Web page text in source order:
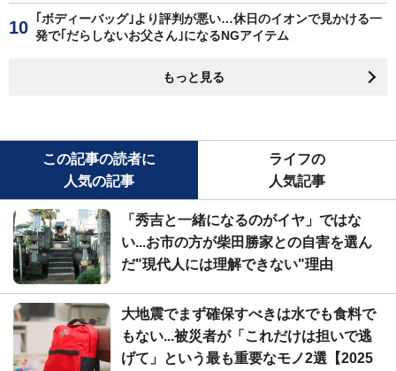
｢ボディーバッグ｣より評判が悪い…休日のイオンで見かける一
発で｢だらしないお父さん｣になるNGアイテム
もっと見る
この記事の読者に
人気の記事
ライフの
人気記事
「秀吉と一緒になるのがイヤ」ではな
い...お市の方が柴田勝家との自害を選ん
だ"現代人には理解できない"理由
大地震でまず確保すべきは水でも食料で
もない...被災者が「これだけは担いで逃
げて」という最も重要なモノ2選【2025